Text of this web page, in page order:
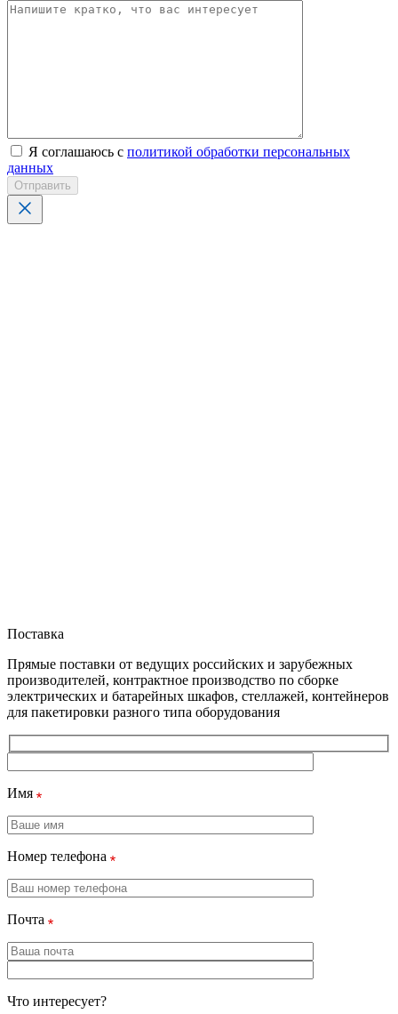
Я соглашаюсь с политикой обработки персональных
данных
Отправить
Поставка
Прямые поставки от ведущих российских и зарубежных
производителей, контрактное производство по сборке
электрических и батарейных шкафов, стеллажей, контейнеров
для пакетировки разного типа оборудования
Имя
Номер телефона
Почта
Что интересует?